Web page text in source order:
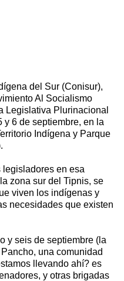
del Sur (Conisur),
Al Socialismo
Legislativa Plurinacional
y 6 de septiembre, en la
Indígena y Parque
en esa
zona sur del Tipnis, se
viven los indígenas y
necesidades que existen
y seis de septiembre (la
una comunidad
llevando ahí? es
y otras brigadas